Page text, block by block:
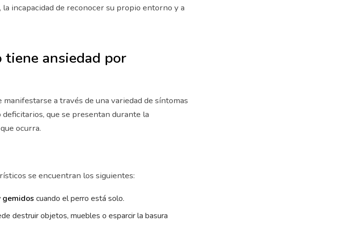
la incapacidad de reconocer su propio entorno y a
tiene ansiedad por
a través de una variedad de síntomas
que se presentan durante la
ocurra.
se encuentran los siguientes:
gemidos cuando el perro está solo.
destruir objetos, muebles o esparcir la basura